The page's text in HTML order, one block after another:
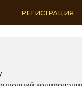
РЕГИСТРАЦИЯ